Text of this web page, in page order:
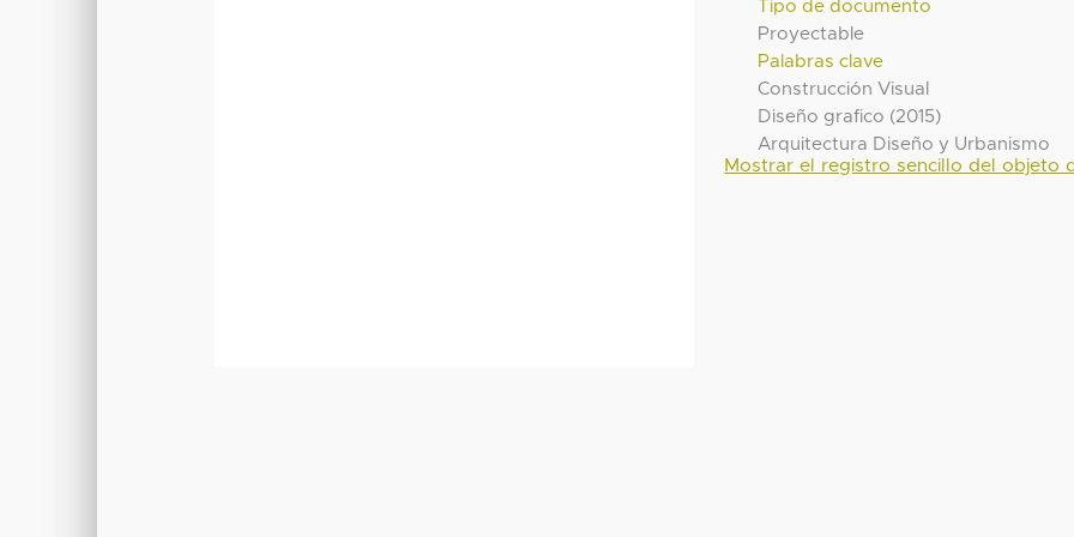
Tipo de documento
Proyectable
Palabras clave
Construcción Visual
Diseño grafico (2015)
Arquitectura Diseño y Urbanismo
Mostrar el registro sencillo del objeto